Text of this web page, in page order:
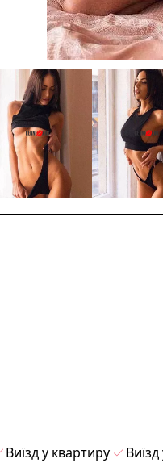
Виїзд у квартиру